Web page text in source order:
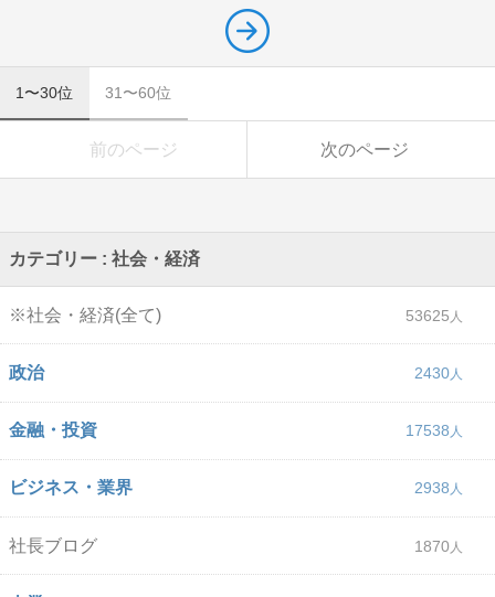
1〜30位 31〜60位
前のページ 次のページ
カテゴリー : 社会・経済
※社会・経済(全て) 53625
政治 2430
金融・投資 17538
ビジネス・業界 2938
社長ブログ 1870